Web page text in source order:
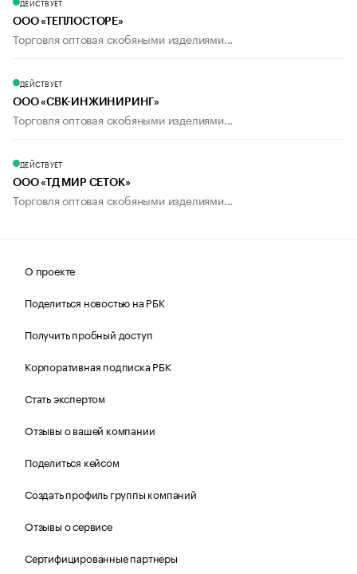
ДЕЙСТВУЕТ
ООО «ТЕПЛОСТОРЕ»
Торговля оптовая скобяными изделиями...
ДЕЙСТВУЕТ
ООО «СВК-ИНЖИНИРИНГ»
Торговля оптовая скобяными изделиями...
ДЕЙСТВУЕТ
ООО «ТД МИР СЕТОК»
Торговля оптовая скобяными изделиями...
О проекте
Поделиться новостью на РБК
Получить пробный доступ
Корпоративная подписка РБК
Стать экспертом
Отзывы о вашей компании
Поделиться кейсом
Создать профиль группы компаний
Отзывы о сервисе
Сертифицированные партнеры